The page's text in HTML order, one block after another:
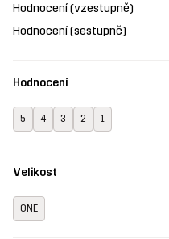
Hodnocení (vzestupně)
Hodnocení (sestupně)
Hodnocení
5 4 3 2 1
Velikost
ONE